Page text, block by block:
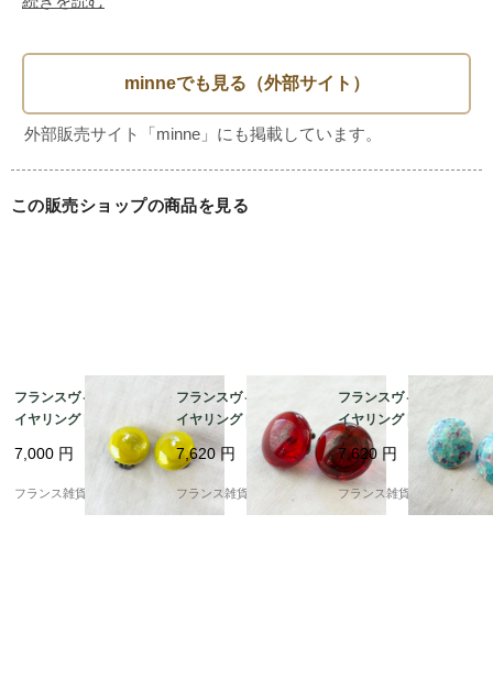
日常の食卓はもちろん、特別な日のテーブルセッティングに
お料理を引き立てるだけでなく、一つお持ちいただくだけで
それだけで空間を華やかに演出してくれること間違いなしで
す。
せ。
■詳細
特筆するような大きな傷や欠けはございません。全体的にコ
この販売ショップの商品を見る
フランスヴィンテージ
イヤリング | 絶妙なラ
イムグリーンのレトロ
ガラス | 1950～60年頃
7,000 円
フランス雑貨chouchou
フランスヴィンテージ
イヤリング | 光を透か
す 美しいルビーレッド
ガラス | 1950～60年頃
7,620円
フランス雑貨chouchou
フランスヴィンテージ
イヤリング |ターコイズ
ブルー モザイクタイル
風ガラス | 1950～60年
頃
7,620 円
フランス雑貨chouchou